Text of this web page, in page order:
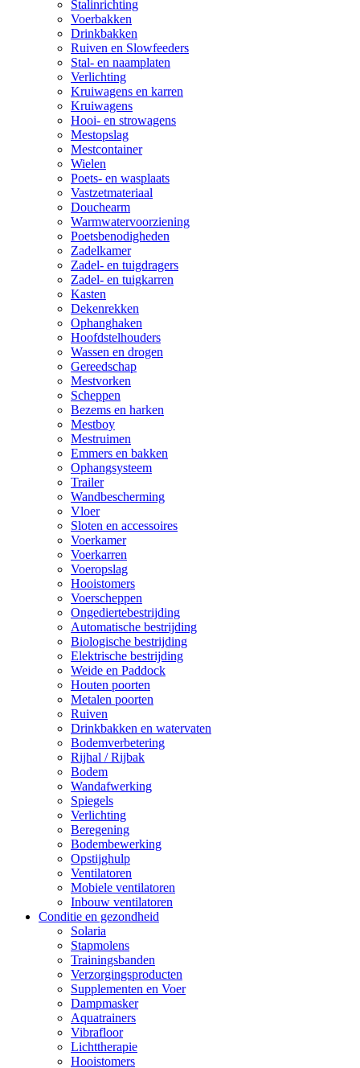
Stalinrichting
Voerbakken
Drinkbakken
Ruiven en Slowfeeders
Stal- en naamplaten
Verlichting
Kruiwagens en karren
Kruiwagens
Hooi- en strowagens
Mestopslag
Mestcontainer
Wielen
Poets- en wasplaats
Vastzetmateriaal
Douchearm
Warmwatervoorziening
Poetsbenodigheden
Zadelkamer
Zadel- en tuigdragers
Zadel- en tuigkarren
Kasten
Dekenrekken
Ophanghaken
Hoofdstelhouders
Wassen en drogen
Gereedschap
Mestvorken
Scheppen
Bezems en harken
Mestboy
Mestruimen
Emmers en bakken
Ophangsysteem
Trailer
Wandbescherming
Vloer
Sloten en accessoires
Voerkamer
Voerkarren
Voeropslag
Hooistomers
Voerscheppen
Ongediertebestrijding
Automatische bestrijding
Biologische bestrijding
Elektrische bestrijding
Weide en Paddock
Houten poorten
Metalen poorten
Ruiven
Drinkbakken en watervaten
Bodemverbetering
Rijhal / Rijbak
Bodem
Wandafwerking
Spiegels
Verlichting
Beregening
Bodembewerking
Opstijghulp
Ventilatoren
Mobiele ventilatoren
Inbouw ventilatoren
Conditie en gezondheid
Solaria
Stapmolens
Trainingsbanden
Verzorgingsproducten
Supplementen en Voer
Dampmasker
Aquatrainers
Vibrafloor
Lichttherapie
Hooistomers